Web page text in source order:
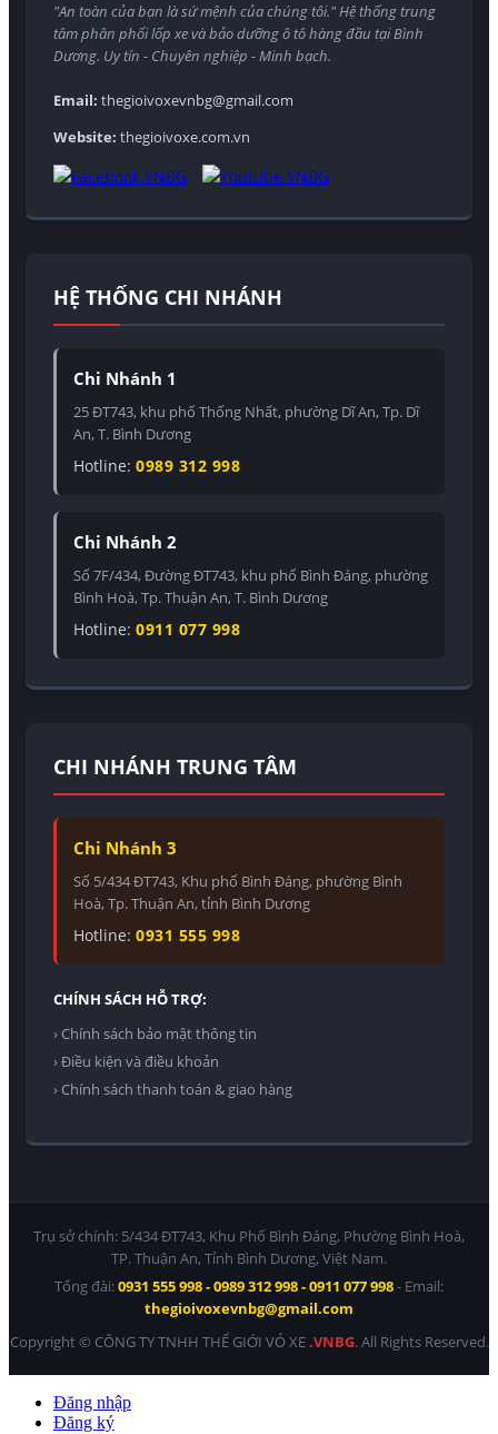
"An toàn của bạn là sứ mệnh của chúng tôi." Hệ thống trung
tâm phân phối lốp xe và bảo dưỡng ô tô hàng đầu tại Bình
Dương. Uy tín - Chuyên nghiệp - Minh bạch.
Email: thegioivoxevnbg@gmail.com
Website: thegioivoxe.com.vn
HỆ THỐNG CHI NHÁNH
Chi Nhánh 1
25 ĐT743, khu phố Thống Nhất, phường Dĩ An, Tp. Dĩ
An, T. Bình Dương
Hotline: 0989 312 998
Chi Nhánh 2
Số 7F/434, Đường ĐT743, khu phố Bình Đáng, phường
Bình Hoà, Tp. Thuận An, T. Bình Dương
Hotline: 0911 077 998
CHI NHÁNH TRUNG TÂM
Chi Nhánh 3
Số 5/434 ĐT743, Khu phố Bình Đáng, phường Bình
Hoà, Tp. Thuận An, tỉnh Bình Dương
Hotline: 0931 555 998
CHÍNH SÁCH HỖ TRỢ:
› Chính sách bảo mật thông tin
› Điều kiện và điều khoản
› Chính sách thanh toán & giao hàng
Trụ sở chính: 5/434 ĐT743, Khu Phố Bình Đáng, Phường Bình Hoà,
TP. Thuận An, Tỉnh Bình Dương, Việt Nam.
Tổng đài:0931 555 998 - 0989 312 998 - 0911 077 998- Email:
thegioivoxevnbg@gmail.com
Copyright © CÔNG TY TNHH THẾ GIỚI VỎ XE.VNBG. All Rights Reserved.
Đăng nhập
Đăng ký